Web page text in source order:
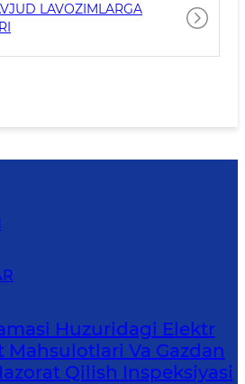
LAVOZIMLARGA
Huzuridagi Elektr
Mahsulotlari Va Gazdan
Qilish Inspeksiyasi